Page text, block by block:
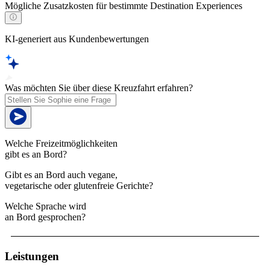
Mögliche Zusatzkosten für bestimmte Destination Experiences
KI-generiert aus Kundenbewertungen
Was möchten Sie über diese Kreuzfahrt erfahren?
Welche Freizeitmöglichkeiten
gibt es an Bord?
Gibt es an Bord auch vegane,
vegetarische oder glutenfreie Gerichte?
Welche Sprache wird
an Bord gesprochen?
Leistungen